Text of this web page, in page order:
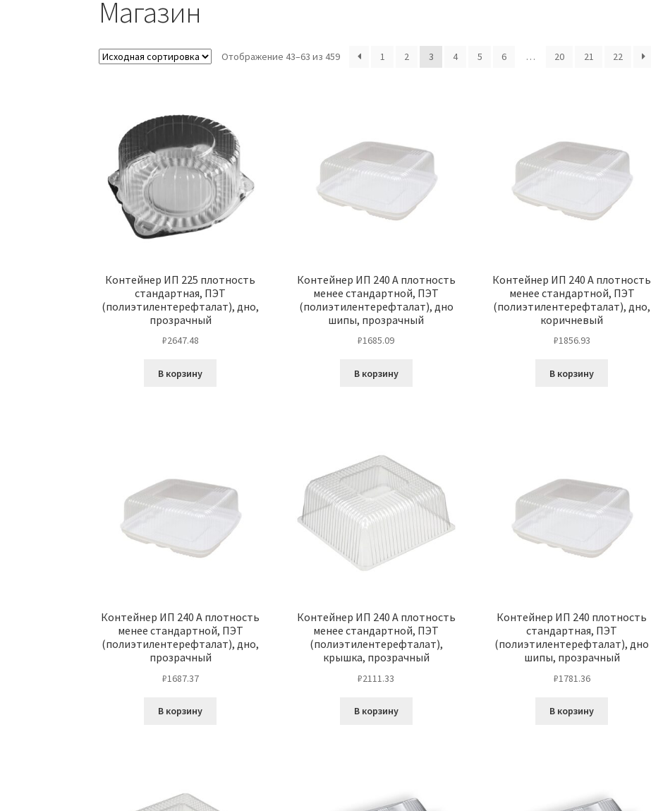
Магазин
Отображение 43–63 из 459 1 2 3 4 5 6 … 20 21 22
Контейнер ИП 225 плотность
стандартная, ПЭТ
(полиэтилентерефталат), дно,
прозрачный
₽2647.48
В корзину
Контейнер ИП 240 А плотность
менее стандартной, ПЭТ
(полиэтилентерефталат), дно
шипы, прозрачный
₽1685.09
В корзину
Контейнер ИП 240 А плотность
менее стандартной, ПЭТ
(полиэтилентерефталат), дно,
коричневый
₽1856.93
В корзину
Контейнер ИП 240 А плотность
менее стандартной, ПЭТ
(полиэтилентерефталат), дно,
прозрачный
₽1687.37
В корзину
Контейнер ИП 240 А плотность
менее стандартной, ПЭТ
(полиэтилентерефталат),
крышка, прозрачный
₽2111.33
В корзину
Контейнер ИП 240 плотность
стандартная, ПЭТ
(полиэтилентерефталат), дно
шипы, прозрачный
₽1781.36
В корзину